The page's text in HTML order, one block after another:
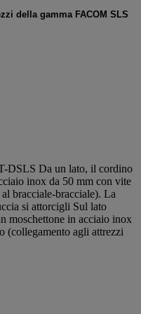
della gamma FACOM SLS
DSLS Da un lato, il cordino
inox da 50 mm con vite
bracciale-bracciale). La
si attorcigli Sul lato
moschettone in acciaio inox
(collegamento agli attrezzi